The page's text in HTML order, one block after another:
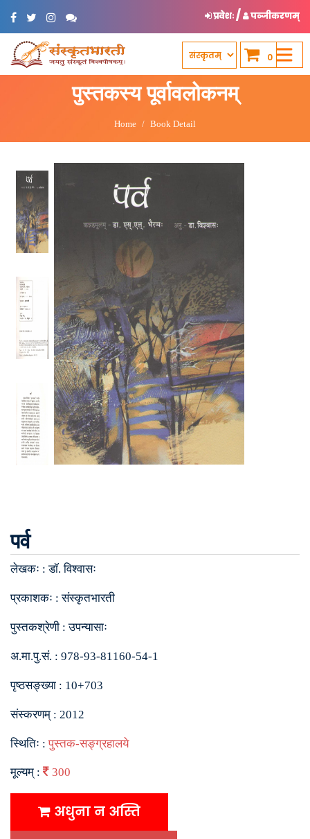
प्रवेशः/ पञ्जीकरणम्
0
पुस्तकस्य पूर्वावलोकनम्
Home Book Detail
पर्व
लेखकः :डॉ. विश्वासः
प्रकाशकः :संस्कृतभारती
पुस्तकश्रेणी :उपन्यासाः
अ.मा.पु.सं. : 978-93-81160-54-1
पृष्ठसङ्ख्या : 10+703
संस्करणम् : 2012
स्थितिः :पुस्तक-सङ्ग्रहालये
मूल्यम् : 300
अधुना न अस्ति